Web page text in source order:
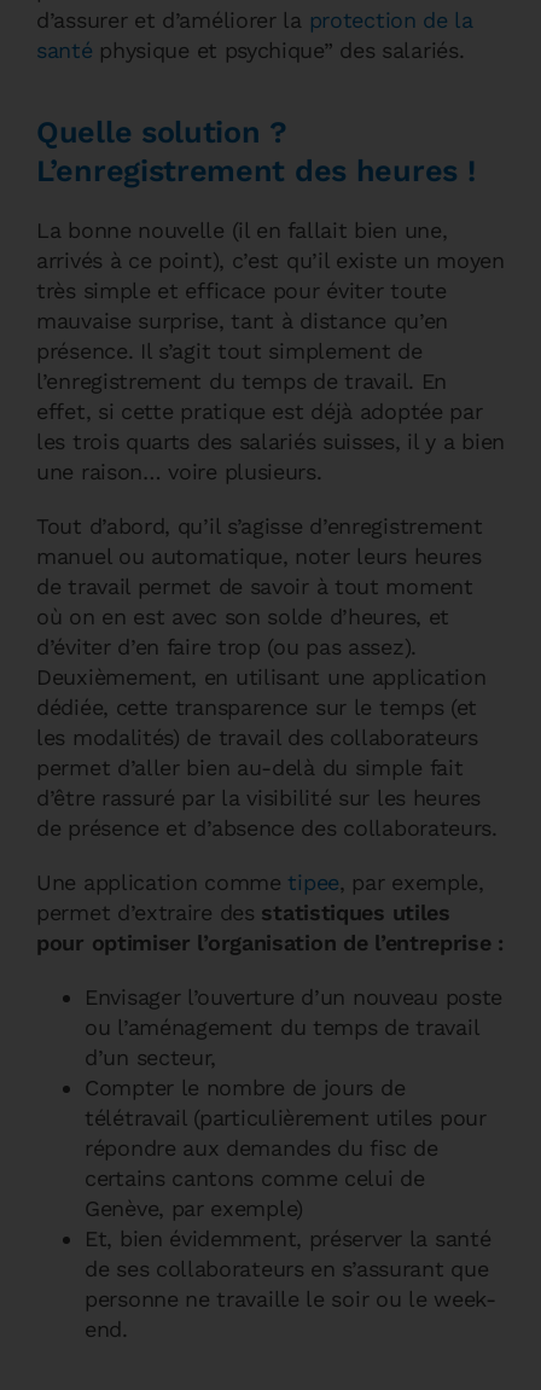
d’assurer et d’améliorer la protection de la
santé physique et psychique” des salariés.
Quelle solution ?
L’enregistrement des heures !
La bonne nouvelle (il en fallait bien une,
arrivés à ce point), c’est qu’il existe un moyen
très simple et efficace pour éviter toute
mauvaise surprise, tant à distance qu’en
présence. Il s’agit tout simplement de
l’enregistrement du temps de travail. En
effet, si cette pratique est déjà adoptée par
les trois quarts des salariés suisses, il y a bien
une raison… voire plusieurs.
Tout d’abord, qu’il s’agisse d’enregistrement
manuel ou automatique, noter leurs heures
de travail permet de savoir à tout moment
où on en est avec son solde d’heures, et
d’éviter d’en faire trop (ou pas assez).
Deuxièmement, en utilisant une application
dédiée, cette transparence sur le temps (et
les modalités) de travail des collaborateurs
permet d’aller bien au-delà du simple fait
d’être rassuré par la visibilité sur les heures
de présence et d’absence des collaborateurs.
Une application comme tipee, par exemple,
permet d’extraire des statistiques utiles
pour optimiser l’organisation de l’entreprise :
Envisager l’ouverture d’un nouveau poste
ou l’aménagement du temps de travail
d’un secteur,
Compter le nombre de jours de
télétravail (particulièrement utiles pour
répondre aux demandes du fisc de
certains cantons comme celui de
Genève, par exemple)
Et, bien évidemment, préserver la santé
de ses collaborateurs en s’assurant que
personne ne travaille le soir ou le week-
end.